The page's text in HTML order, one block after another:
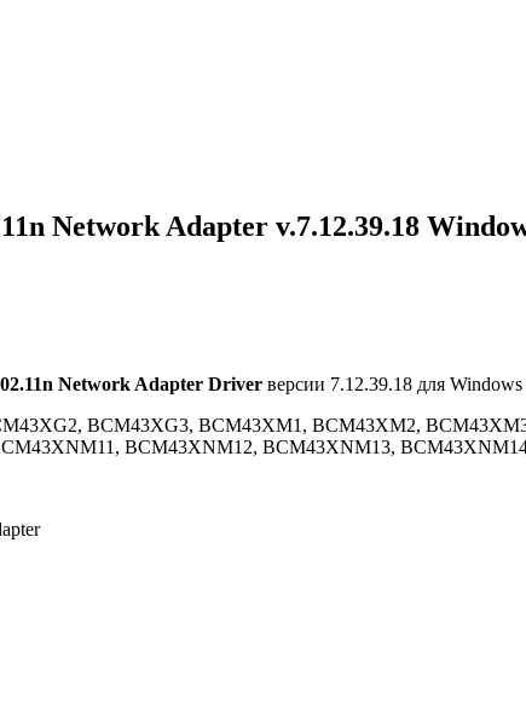
Network Adapter v.7.12.39.18
Network Adapter Driver версии 7.12.39.18 для
BCM43XG3, BCM43XM1, BCM43XM2,
BCM43XNM12, BCM43XNM13,